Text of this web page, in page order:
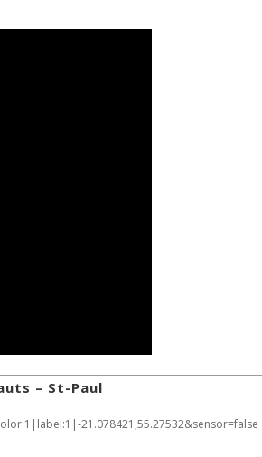
– St-Paul
21.078421,55.27532&sensor=false